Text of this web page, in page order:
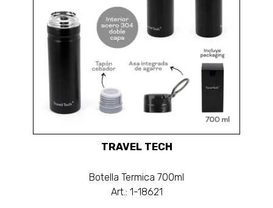
TRAVEL TECH
Botella Termica 700ml
Art.: 1-18621